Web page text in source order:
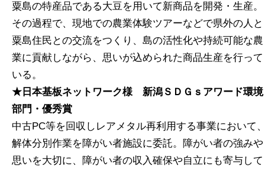
粟島の特産品である大豆を用いて新商品を開発・生産。
その過程で、現地での農業体験ツアーなどで県外の人と
粟島住民との交流をつくり、島の活性化や持続可能な農
業に貢献しながら、思いが込められた商品生産を行って
いる。
★日本基板ネットワーク様 新潟ＳＤＧｓアワード環境
部門・優秀賞
中古PC等を回収しレアメタル再利用する事業において
解体分別作業を障がい者施設に委託。障がい者の強みや
思いを大切に、障がい者の収入確保や自立にも寄与して